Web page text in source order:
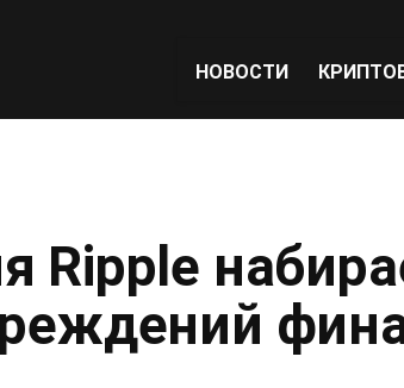
НОВОСТИ
Ripple